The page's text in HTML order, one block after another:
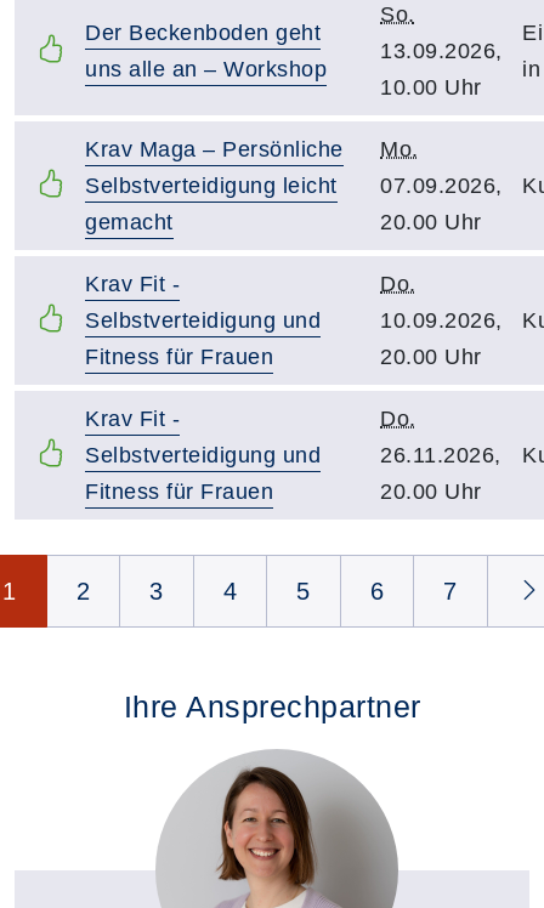
Der Beckenboden geht
uns alle an – Workshop
So.
13.09.2026,
10.00 Uhr
Krav Maga – Persönliche
Selbstverteidigung leicht
gemacht
Mo.
07.09.2026,
20.00 Uhr
Krav Fit -
Selbstverteidigung und
Fitness für Frauen
Do.
10.09.2026,
20.00 Uhr
Krav Fit -
Selbstverteidigung und
Fitness für Frauen
Do.
26.11.2026,
20.00 Uhr
1 2 3 4 5 6 7
Ihre Ansprechpartner